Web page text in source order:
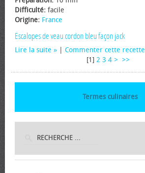
Difficulté: facile
Origine: France
Escalopes de veau cordon bleu façon jack
Lire la suite
Commenter cette recette
[1] 2 3 4 > >>
Termes culinaires